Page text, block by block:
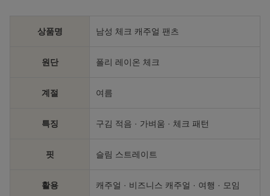
상품명 남성 체크 캐주얼 팬츠
원단 폴리 레이온 체크
계절 여름
특징 구김 적음 · 가벼움 · 체크 패턴
핏 슬림 스트레이트
활용 캐주얼 · 비즈니스 캐주얼 · 여행 · 모임